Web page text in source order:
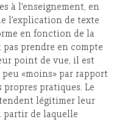
à l’enseignement, en
l’explication de texte
en fonction de la
prendre en compte
point de vue, il est
«moins» par rapport
pratiques. Le
légitimer leur
partir de laquelle